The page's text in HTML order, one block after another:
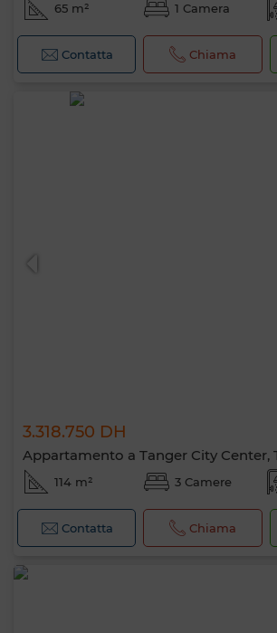
65 m² 1 Camera
Contatta Chiama
3.318.750 DH
Appartamento a Tanger City Center,
114 m² 3 Camere
Contatta Chiama